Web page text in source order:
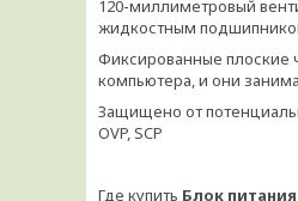
120-миллиметровый
жидкостным
Фиксированные плоские
компьютера, и они
Защищено от
OVP, SCP
Где купить Блок питания